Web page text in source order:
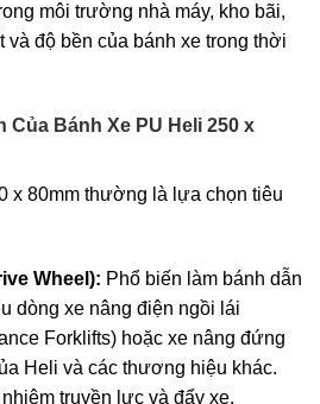
môi trường nhà máy, kho bãi,
và độ bền của bánh xe trong thời
Của Bánh Xe PU Heli 250 x
x 80mm thường là lựa chọn tiêu
Wheel): Phổ biến làm bánh dẫn
dòng xe nâng điện ngồi lái
Forklifts) hoặc xe nâng đứng
Heli và các thương hiệu khác.
truyền lực và đẩy xe.